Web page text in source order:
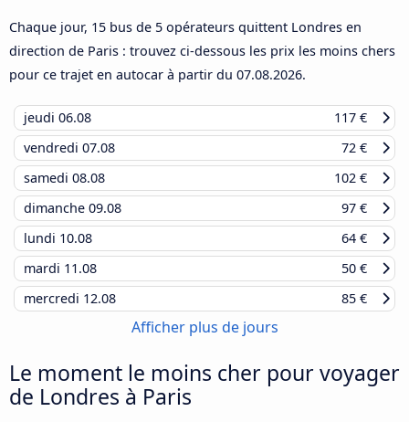
Chaque jour, 15 bus de 5 opérateurs quittent Londres en
direction de Paris : trouvez ci-dessous les prix les moins chers
pour ce trajet en autocar à partir du 07.08.2026.
jeudi 06.08
117 €
vendredi 07.08
72 €
samedi 08.08
102 €
dimanche 09.08
97 €
lundi 10.08
64 €
mardi 11.08
50 €
mercredi 12.08 85 €
Afficher plus de jours
Le moment le moins cher pour voyager
de Londres à Paris